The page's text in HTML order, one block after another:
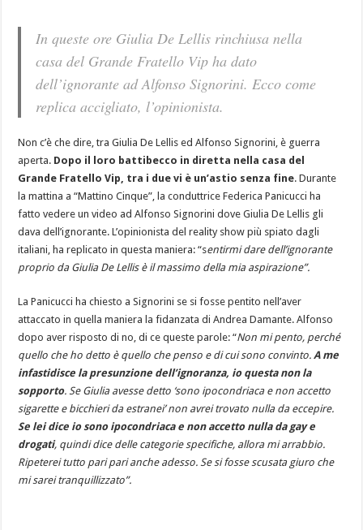
In queste ore Giulia De Lellis rinchiusa nella
casa del Grande Fratello Vip ha dato
dell’ignorante ad Alfonso Signorini. Ecco come
replica accigliato, l’opinionista.
Non c’è che dire, tra Giulia De Lellis ed Alfonso Signorini, è guerra
aperta. Dopo il loro battibecco in diretta nella casa del
Grande Fratello Vip, tra i due vi è un’astio senza fine. Durante
la mattina a “Mattino Cinque”, la conduttrice Federica Panicucci ha
fatto vedere un video ad Alfonso Signorini dove Giulia De Lellis gli
dava dell’ignorante. L’opinionista del reality show più spiato dagli
italiani, ha replicato in questa maniera: “sentirmi dare dell’ignorante
proprio da Giulia De Lellis è il massimo della mia aspirazione”.
La Panicucci ha chiesto a Signorini se si fosse pentito nell’aver
attaccato in quella maniera la fidanzata di Andrea Damante. Alfonso
dopo aver risposto di no, di ce queste parole: “Non mi pento, perché
quello che ho detto è quello che penso e di cui sono convinto. A me
infastidisce la presunzione dell’ignoranza, io questa non la
sopporto. Se Giulia avesse detto ‘sono ipocondriaca e non accetto
sigarette e bicchieri da estranei’ non avrei trovato nulla da eccepire.
Se lei dice io sono ipocondriaca e non accetto nulla da gay e
drogati, quindi dice delle categorie specifiche, allora mi arrabbio.
Ripeterei tutto pari pari anche adesso. Se si fosse scusata giuro che
mi sarei tranquillizzato”.